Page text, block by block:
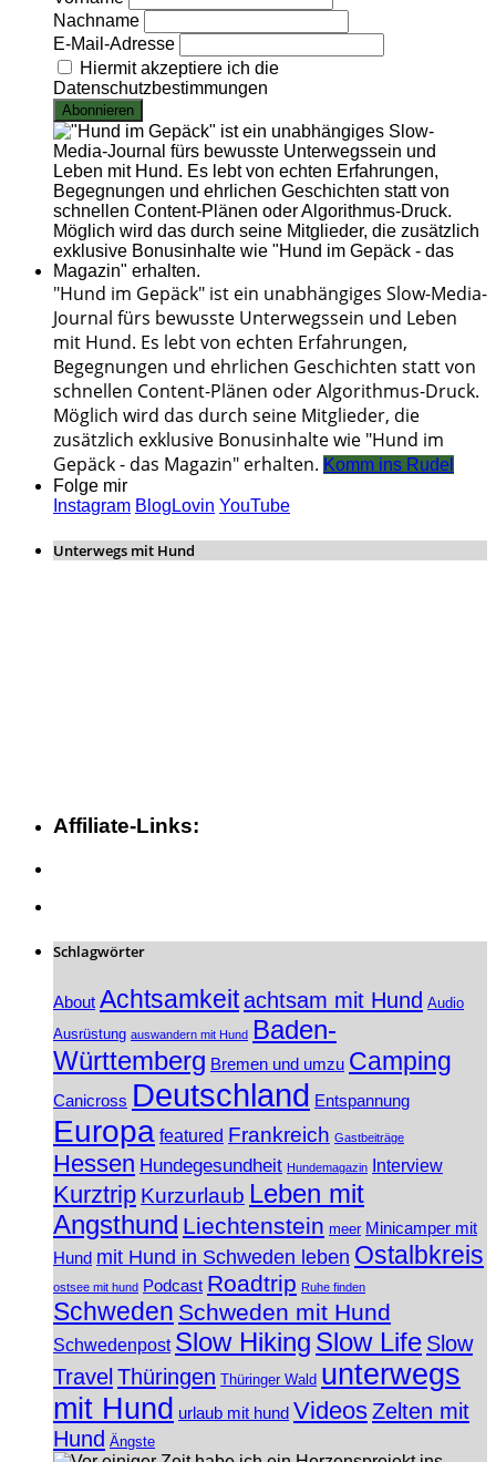
Nachname
E-Mail-Adresse
Hiermit akzeptiere ich die
Datenschutzbestimmungen
"Hund im Gepäck" ist ein unabhängiges Slow-Media-
Journal fürs bewusste Unterwegssein und Leben
mit Hund. Es lebt von echten Erfahrungen,
Begegnungen und ehrlichen Geschichten statt von
schnellen Content-Plänen oder Algorithmus-Druck.
Möglich wird das durch seine Mitglieder, die
zusätzlich exklusive Bonusinhalte wie "Hund im
Gepäck - das Magazin" erhalten. Komm ins Rudel
Folge mir
Instagram BlogLovin YouTube
Unterwegs mit Hund
Affiliate-Links:
Schlagwörter
About Achtsamkeitachtsam mit Hund Audio
Ausrüstung auswandern mit Hund Baden-
Württemberg Bremen und umzu Camping
Canicross Deutschland Entspannung
Europa featured Frankreich Gastbeiträge
Hessen Hundegesundheit Hundemagazin Interview
Kurztrip Kurzurlaub Leben mit
Angsthund Liechtenstein meer Minicamper mit
Hund mit Hund in Schweden leben Ostalbkreis
ostsee mit hund Podcast Roadtrip Ruhe finden
Schweden Schweden mit Hund
Schwedenpost Slow Hiking Slow Life Slow
Travel Thüringen Thüringer Wald unterwegs
mit Hund urlaub mit hund VideosZelten mit
Hund Ängste